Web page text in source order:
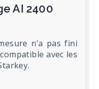
AI 2400
n’a pas fini
avec les